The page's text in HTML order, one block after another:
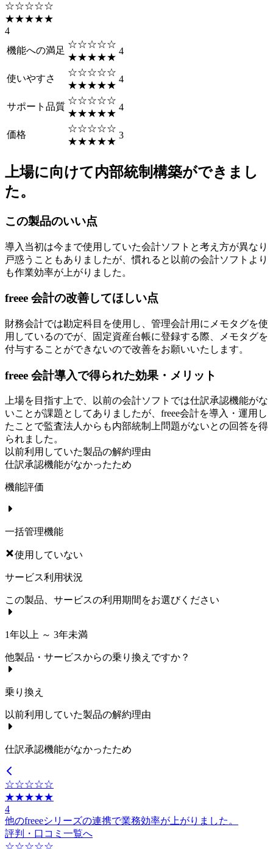
☆☆☆☆☆
★★★★★
4
機能への満足
☆☆☆☆☆
★★★★★
4
使いやすさ
☆☆☆☆☆
★★★★★
4
サポート品質
☆☆☆☆☆
★★★★★
4
価格
☆☆☆☆☆
★★★★★
3
上場に向けて内部統制構築ができまし
た。
この製品のいい点
導入当初は今まで使用していた会計ソフトと考え方が異なり
戸惑うこともありましたが、慣れると以前の会計ソフトより
も作業効率が上がりました。
freee 会計の改善してほしい点
財務会計では勘定科目を使用し、管理会計用にメモタグを使
用しているのでが、固定資産台帳に登録する際、メモタグを
付与することができないので改善をお願いいたします。
freee 会計導入で得られた効果・メリット
上場を目指す上で、以前の会計ソフトでは仕訳承認機能がな
いことが課題としてありましたが、freee会計を導入・運用し
たことで監査法人からも内部統制上問題がないとの回答を得
られました。
以前利用していた製品の解約理由
仕訳承認機能がなかったため
機能評価
一括管理機能
使用していない
サービス利用状況
この製品、サービスの利用期間をお選びください
1年以上 ～ 3年未満
他製品・サービスからの乗り換えですか？
乗り換え
以前利用していた製品の解約理由
仕訳承認機能がなかったため
☆☆☆☆☆
★★★★★
4
他のfreeeシリーズの連携で業務効率が上がりました。
評判・口コミ一覧へ
☆☆☆☆☆